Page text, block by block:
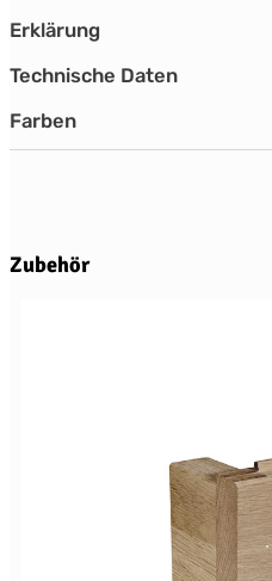
Erklärung
Technische Daten
Farben
Produktgalerie überspringen
Zubehör